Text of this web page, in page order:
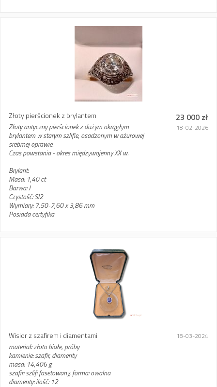
Złoty pierścionek z brylantem
Złoty antyczny pierścionek z dużym okrągłym
brylantem w starym szlifie, osadzonym w ażurowej
srebrnej oprawie.
Czas powstania - okres międzywojenny XX w.
Brylant:
Masa: 1,40 ct
Barwa: J
Czystość: SI2
Wymiary: 7,50-7,60 x 3,86 mm
Posiada certyfika
23 000 zł
18-02-2026
Wisior z szafirem i diamentami
materiał: złoto białe, próby
kamienie: szafir, diamenty
masa: 14,406 g
szafir: szlif: fasetowany, forma: owalna
diamenty: ilość: 12
18-03-2024